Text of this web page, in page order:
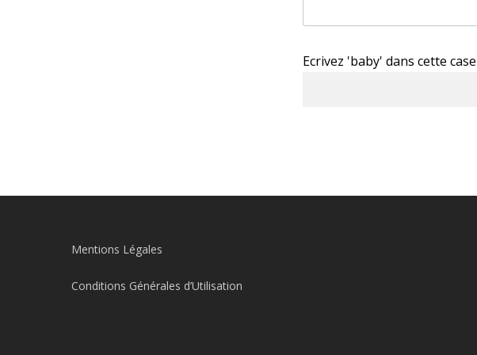
Ecrivez 'baby' dans cette
Mentions Légales
Conditions Générales d’Utilisation